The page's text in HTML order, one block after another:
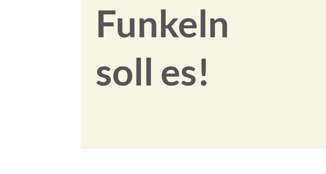
Funkeln
soll es!